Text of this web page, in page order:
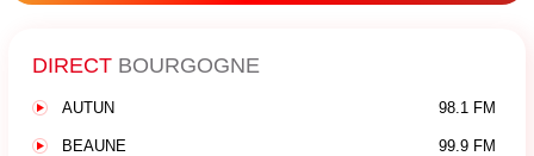
DIRECT BOURGOGNE
AUTUN 98.1 FM
BEAUNE 99.9 FM